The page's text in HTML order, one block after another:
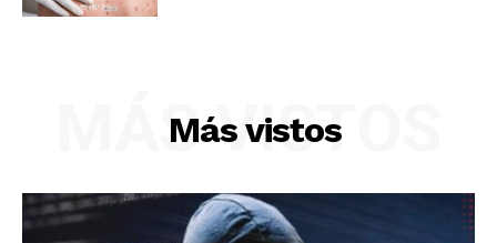
Diario los Andes
Más vistos
MÁS VISTOS